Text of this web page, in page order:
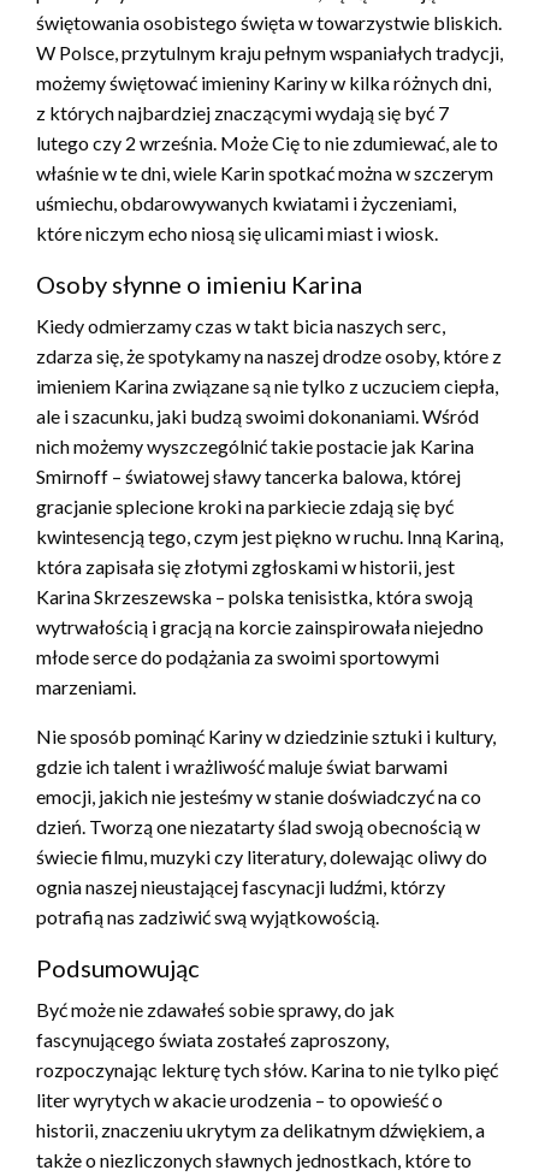
świętowania osobistego święta w towarzystwie bliskich.
W Polsce, przytulnym kraju pełnym wspaniałych tradycji,
możemy świętować imieniny Kariny w kilka różnych dni,
z których najbardziej znaczącymi wydają się być 7
lutego czy 2 września. Może Cię to nie zdumiewać, ale to
właśnie w te dni, wiele Karin spotkać można w szczerym
uśmiechu, obdarowywanych kwiatami i życzeniami,
które niczym echo niosą się ulicami miast i wiosk.
Osoby słynne o imieniu Karina
Kiedy odmierzamy czas w takt bicia naszych serc,
zdarza się, że spotykamy na naszej drodze osoby, które z
imieniem Karina związane są nie tylko z uczuciem ciepła,
ale i szacunku, jaki budzą swoimi dokonaniami. Wśród
nich możemy wyszczególnić takie postacie jak Karina
Smirnoff – światowej sławy tancerka balowa, której
gracjanie splecione kroki na parkiecie zdają się być
kwintesencją tego, czym jest piękno w ruchu. Inną Kariną,
która zapisała się złotymi zgłoskami w historii, jest
Karina Skrzeszewska – polska tenisistka, która swoją
wytrwałością i gracją na korcie zainspirowała niejedno
młode serce do podążania za swoimi sportowymi
marzeniami.
Nie sposób pominąć Kariny w dziedzinie sztuki i kultury,
gdzie ich talent i wrażliwość maluje świat barwami
emocji, jakich nie jesteśmy w stanie doświadczyć na co
dzień. Tworzą one niezatarty ślad swoją obecnością w
świecie filmu, muzyki czy literatury, dolewając oliwy do
ognia naszej nieustającej fascynacji ludźmi, którzy
potrafią nas zadziwić swą wyjątkowością.
Podsumowując
Być może nie zdawałeś sobie sprawy, do jak
fascynującego świata zostałeś zaproszony,
rozpoczynając lekturę tych słów. Karina to nie tylko pięć
liter wyrytych w akacie urodzenia – to opowieść o
historii, znaczeniu ukrytym za delikatnym dźwiękiem, a
także o niezliczonych sławnych jednostkach, które to